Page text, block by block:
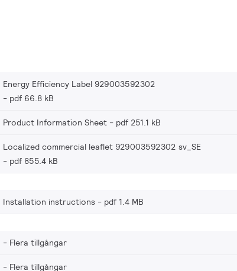
Energy Efficiency Label 929003592302
pdf 66.8 kB
Product Information Sheet pdf 251.1 kB
Localized commercial leaflet 929003592302 sv_SE
pdf 855.4 kB
Installation instructions pdf 1.4 MB
Flera tillgångar
Flera tillgångar